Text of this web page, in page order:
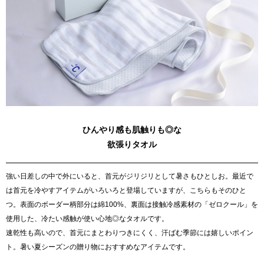
ひんやり感も肌触りも◎な
欲張りタオル
強い日差しの中で外にいると、首元がジリジリとして暑さもひとしお。最近で
は首元を冷やすアイテムがいろいろと登場していますが、こちらもそのひと
つ。表面のボーダー柄部分は綿100%、裏面は接触冷感素材の「ゼロクール」を
使用した、冷たい感触が使い心地◎なタオルです。
速乾性も高いので、首元にまとわりつきにくく、汗ばむ季節には嬉しいポイン
ト。暑い夏シーズンの贈り物におすすめなアイテムです。